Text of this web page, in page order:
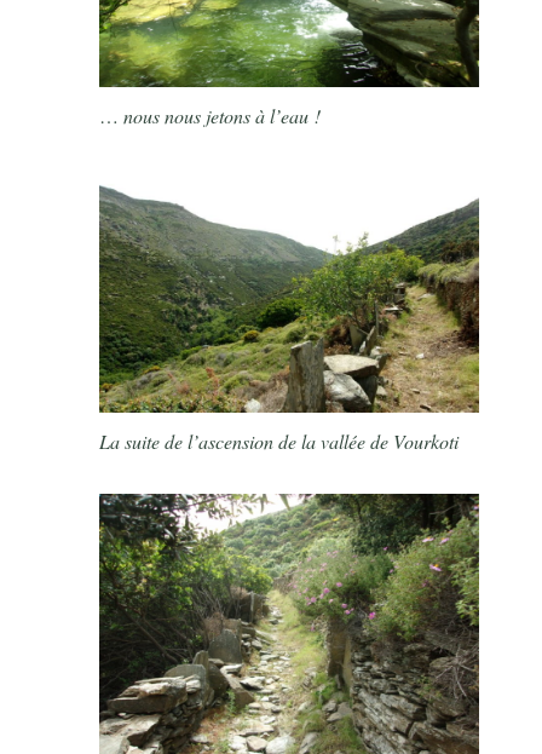
…nous nous jetons à l’eau !
La suite de l’ascension de la vallée de Vourkoti